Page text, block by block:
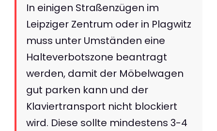
In einigen Straßenzügen im
Leipziger Zentrum oder in Plagwitz
muss unter Umständen eine
Halteverbotszone beantragt
werden, damit der Möbelwagen
gut parken kann und der
Klaviertransport nicht blockiert
wird. Diese sollte mindestens 3-4